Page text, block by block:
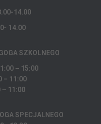
14.00
14.00
SZKOLNEGO
– 15:00
– 11:00
– 11:00
SPECJALNEGO